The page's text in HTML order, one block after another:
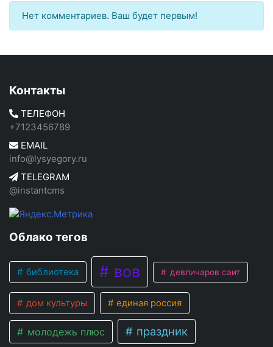
Нет комментариев. Ваш будет первым!
Контакты
ТЕЛЕФОН
+7123456789
EMAIL
info@lysyegory.ru
TELEGRAM
@instantcms
Облако тегов
библиотека вов девличаров саит
дом культуры единая россия
молодежь плюс праздник